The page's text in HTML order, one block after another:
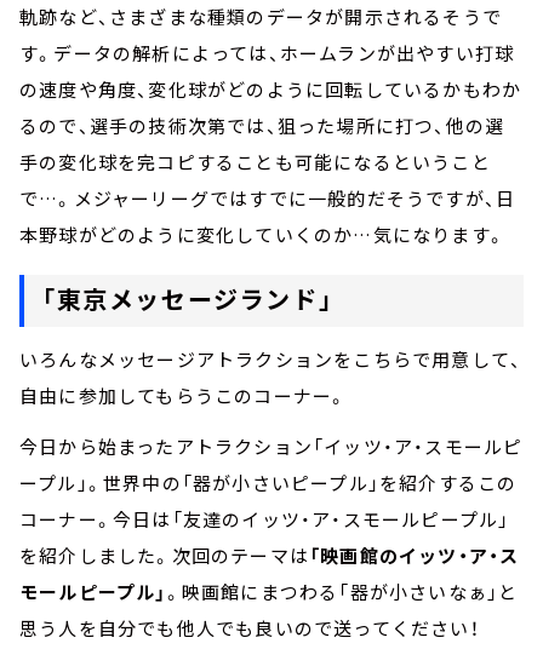
軌跡など、さまざまな種類のデータが開示されるそうで
す。データの解析によっては、ホームランが出やすい打球
の速度や角度、変化球がどのように回転しているかもわか
るので、選手の技術次第では、狙った場所に打つ、他の選
手の変化球を完コピすることも可能になるということ
で…。メジャーリーグではすでに一般的だそうですが、日
本野球がどのように変化していくのか…気になります。
「東京メッセージランド」
いろんなメッセージアトラクションをこちらで用意して、
自由に参加してもらうこのコーナー。
今日から始まったアトラクション「イッツ・ア・スモールピ
ープル」。世界中の「器が小さいピープル」を紹介するこの
コーナー。今日は「友達のイッツ・ア・スモールピープル」
を紹介しました。次回のテーマは 「映画館のイッツ・ア・ス
モールピープル」。映画館にまつわる「器が小さいなぁ」と
思う人を自分でも他人でも良いので送ってください！